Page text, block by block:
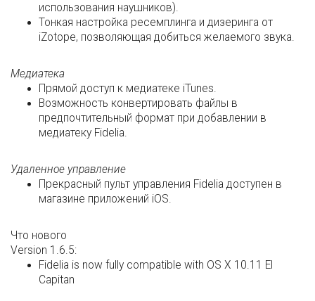
использования наушников).
Тонкая настройка ресемплинга и дизеринга от
iZotope, позволяющая добиться желаемого звука.
Медиатека
Прямой доступ к медиатеке iTunes.
Возможность конвертировать файлы в
предпочтительный формат при добавлении в
медиатеку Fidelia.
Удаленное управление
Прекрасный пульт управления Fidelia доступен в
магазине приложений iOS.
Что нового
Version 1.6.5:
Fidelia is now fully compatible with OS X 10.11 El
Capitan